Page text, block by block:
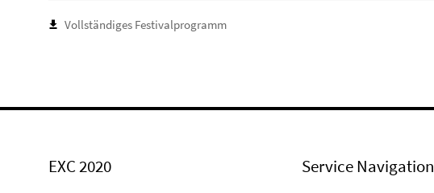
Vollständiges Festivalprogramm
EXC 2020 Service Navigation